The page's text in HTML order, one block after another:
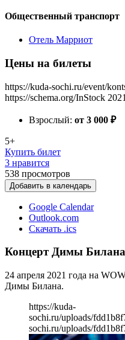
Общественный транспорт
Отель Марриот
Цены на билеты
https://kuda-sochi.ru/event/
https://schema.org/InStock
Взрослый: от 3 000 ₽
5+
Купить билет
3 нравится
538 просмотров
Добавить в календарь
Google Calendar
Outlook.com
Скачать .ics
Концерт Димы
24 апреля 2021 года на
Димы Билана.
https://kuda-
sochi.ru/uploads/
sochi.ru/uploads/